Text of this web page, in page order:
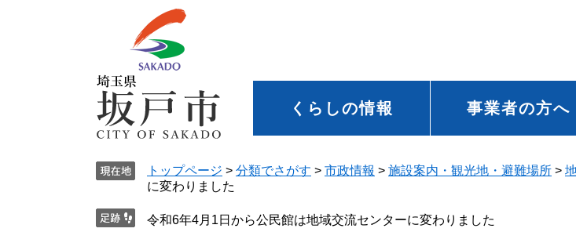
くらしの情報 事業者の方へ
トップページ > 分類でさがす > 市政情報 > 施設案内・観光地・避難場所 >
に変わりました
令和6年4月1日から公民館は地域交流センターに変わりました